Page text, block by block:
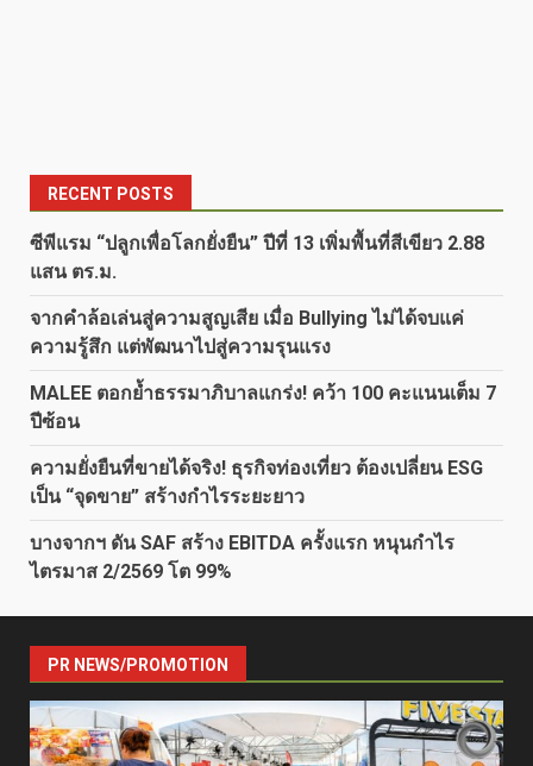
RECENT POSTS
ซีพีแรม “ปลูกเพื่อโลกยั่งยืน” ปีที่ 13 เพิ่มพื้นที่สีเขียว 2.88
แสน ตร.ม.
จากคำล้อเล่นสู่ความสูญเสีย เมื่อ Bullying ไม่ได้จบแค่
ความรู้สึก แต่พัฒนาไปสู่ความรุนแรง
MALEE ตอกย้ำธรรมาภิบาลแกร่ง! คว้า 100 คะแนนเต็ม 7
ปีซ้อน
ความยั่งยืนที่ขายได้จริง! ธุรกิจท่องเที่ยว ต้องเปลี่ยน ESG
เป็น “จุดขาย” สร้างกำไรระยะยาว
บางจากฯ ดัน SAF สร้าง EBITDA ครั้งแรก หนุนกำไร
ไตรมาส 2/2569 โต 99%
PR NEWS/PROMOTION